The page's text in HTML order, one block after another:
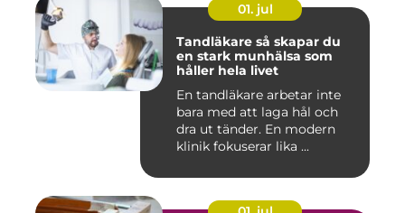
01. jul
Tandläkare så skapar du
en stark munhälsa som
håller hela livet
En tandläkare arbetar inte
bara med att laga hål och
dra ut tänder. En modern
klinik fokuserar lika ...